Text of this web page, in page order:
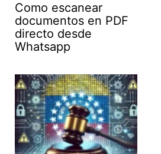
Como escanear
documentos en PDF
directo desde
Whatsapp